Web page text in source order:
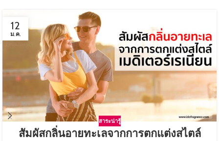
12
ม.ค.
สาระน่ารู้
สัมผัสกลิ่นอายทะเลจากการตกแต่งสไตล์